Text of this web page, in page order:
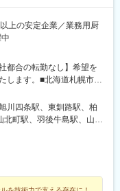
市場駅、奥沢駅、荏原町
駅、立川駅、石川町駅、
谷駅、本川越駅、西武秩
沼駅、京成成田駅、東別
区役所駅、大曽根駅、新
小牧口駅、名鉄一宮駅、
来宮駅、三島広小路駅、
大阪モノレール)、肥後橋
国町駅、ＪＲ河内永和
駅(京都市営)、西院駅(阪
駅、倉敷駅、高松駅(香川
紫駅、平和通駅、西黒崎
、つくば駅、石岡駅、笹
(愛知県)、荒子川公園駅、
)、植田駅(名古屋市営)、
駅、蒲郡駅、豊川稲荷
知多半田駅、尾張一宮
、舞阪駅、新浜松駅、天
駅(静岡鉄道線)、新清水
、島田駅(静岡県)、六合
下田駅、修善寺駅、沼津
四天王寺前夕陽ケ丘駅、
大阪府・阪急線)、本町
)、古川橋駅、今福鶴見
上の安定企業／業務用厨
都合の転勤なし】希望を
します。■北海道札幌市／
城県／青森県／岩手県／
区・台東区・中野区・八
市・船橋市）／神奈川県
・浜松市）／愛知県（名
川県／新潟県／長野県
）／和歌山県／三重県■中
川四条駅、東釧路駅、柏
北町駅、羽後牛島駅、山形
宮下駅、柏駅、新御徒町
街道駅、上大岡駅、元住
南駅、六名駅、東松阪